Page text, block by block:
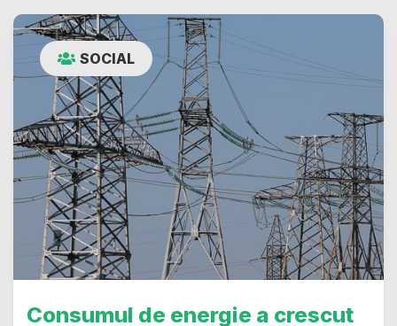
SOCIAL
Consumul de energie a crescut